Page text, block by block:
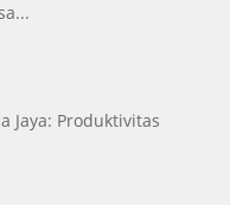
Jaya: Produktivitas